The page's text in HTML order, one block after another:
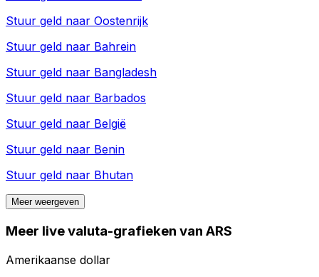
Stuur geld naar Oostenrijk
Stuur geld naar Bahrein
Stuur geld naar Bangladesh
Stuur geld naar Barbados
Stuur geld naar België
Stuur geld naar Benin
Stuur geld naar Bhutan
Meer weergeven
Meer live valuta-grafieken van ARS
Amerikaanse dollar